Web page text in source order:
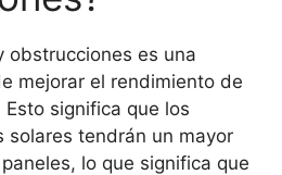
obstrucciones es una
mejorar el rendimiento de
significa que los
solares tendrán un mayor
lo que significa que